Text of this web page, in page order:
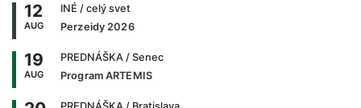
12
AUG
INÉ / celý svet
Perzeidy 2026
19
AUG
PREDNÁŠKA / Senec
Program ARTEMIS